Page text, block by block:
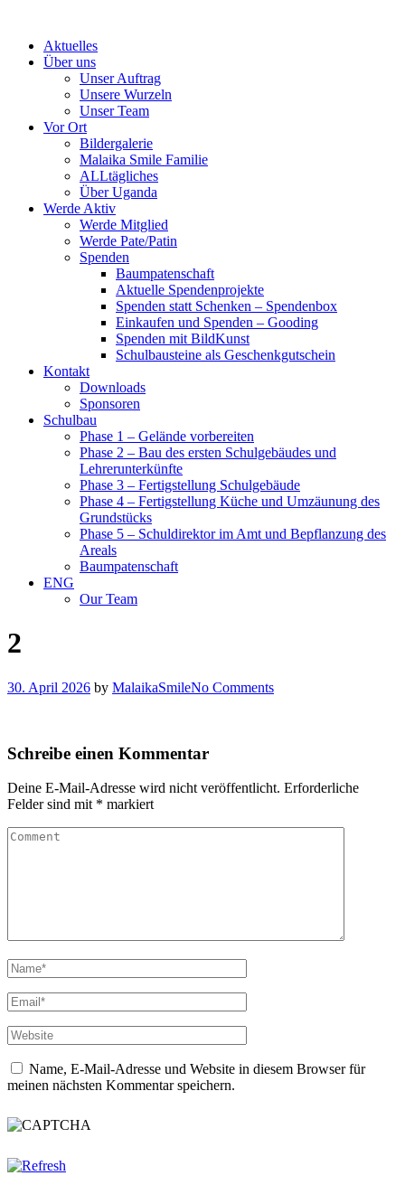
contentAktuelles
Über uns
Unser Auftrag
Unsere Wurzeln
Unser Team
Vor Ort
Bildergalerie
Malaika Smile Familie
ALLtägliches
Über Uganda
Werde Aktiv
Werde Mitglied
Werde Pate/Patin
Spenden
Baumpatenschaft
Aktuelle Spendenprojekte
Spenden statt Schenken – Spendenbox
Einkaufen und Spenden – Gooding
Spenden mit BildKunst
Schulbausteine als Geschenkgutschein
Kontakt
Downloads
Sponsoren
Schulbau
Phase 1 – Gelände vorbereiten
Phase 2 – Bau des ersten Schulgebäudes und
Lehrerunterkünfte
Phase 3 – Fertigstellung Schulgebäude
Phase 4 – Fertigstellung Küche und Umzäunung des
Grundstücks
Phase 5 – Schuldirektor im Amt und Bepflanzung des
Areals
Baumpatenschaft
ENG
Our Team
2
30. April 2026 by MalaikaSmileNo Comments
Schreibe einen Kommentar
Deine E-Mail-Adresse wird nicht veröffentlicht. Erforderliche
Felder sind mit * markiert
Name, E-Mail-Adresse und Website in diesem Browser für
meinen nächsten Kommentar speichern.